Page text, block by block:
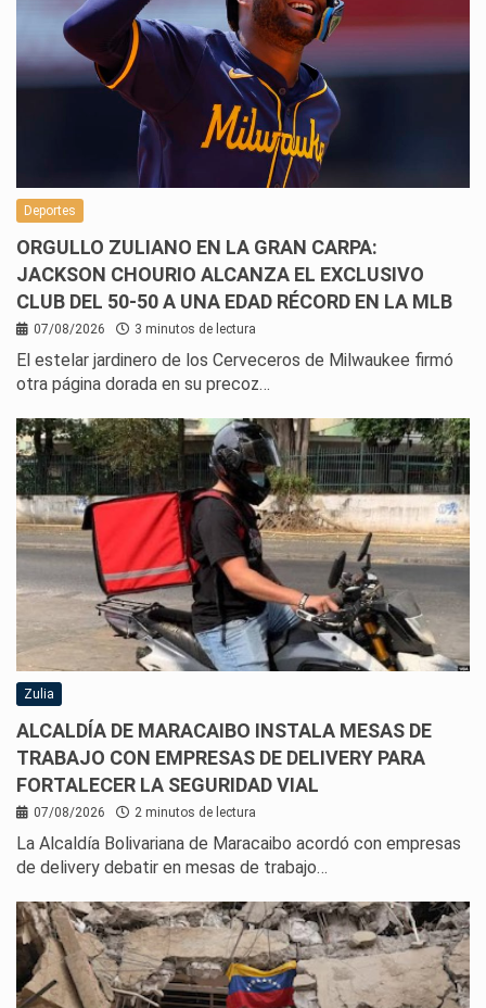
Deportes
ORGULLO ZULIANO EN LA GRAN CARPA:
JACKSON CHOURIO ALCANZA EL EXCLUSIVO
CLUB DEL 50-50 A UNA EDAD RÉCORD EN LA MLB
07/08/2026 3 minutos de lectura
El estelar jardinero de los Cerveceros de Milwaukee firmó
otra página dorada en su precoz…
Zulia
ALCALDÍA DE MARACAIBO INSTALA MESAS DE
TRABAJO CON EMPRESAS DE DELIVERY PARA
FORTALECER LA SEGURIDAD VIAL
07/08/2026 2 minutos de lectura
La Alcaldía Bolivariana de Maracaibo acordó con empresas
de delivery debatir en mesas de trabajo…